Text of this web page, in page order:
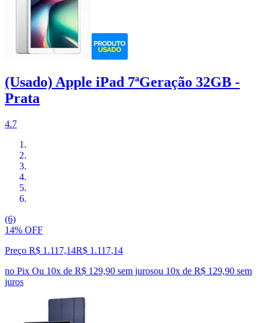
(Usado) Apple iPad 7ªGeração 32GB -
Prata
4.7
(6)
14% OFF
Preço R$ 1.117,14R$ 1.117,14
no Pix Ou 10x de R$ 129,90 sem jurosou 10x de R$ 129,90 sem
juros